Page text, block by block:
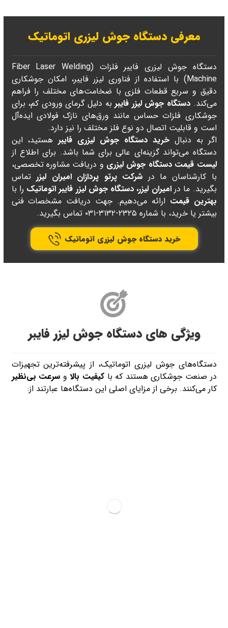
معرفی دستگاه جوش لیزری اتوماتیک
دستگاه جوش لیزری فایبر فلزات (Fiber Laser Welding
Machine) با استفاده از فناوری لیزر فایبر، امکان جوشکاری
دقیق و سریع قطعات فلزی با ضخامت‌های مختلف را فراهم
می‌کند.دستگاه جوش لیزر فایبر به دلیل گرمای ورودی کم، برای
جوشکاری فلزات حساس مانند ورق‌های نازک فولادی ایده‌آل
است و قابلیت اتصال دو نوع فلز مختلف را نیز دارد.
اگر به دنبالخرید دستگاه جوش لیزری فایبر هستید، این
دستگاه می‌تواند گزینه‌ای عالی برای شما باشد. برای اطلاع از
لیست قیمت دستگاه جوش لیزری و دریافت مشاوره تخصصی،
با کارشناسان ما در شرکت پرتو پردازان امیران لیزر تماس
بگیرید. ما درامیران لیزر، دستگاه جوش لیزر فایبر اتوماتیک را با
بهترین قیمت ارائه می‌دهیم. جهت دریافت مشخصات فنی
بیشتر یا خرید، با شماره ۲۳۲۵-۳۱۳۲-۰۳۱ تماس بگیرید.
خرید دستگاه جوش لیزری اتوماتیک
ویژگی های دستگاه جوش لیزر فایبر
دستگاه‌های جوش لیزری اتوماتیک، از پیشرفته‌ترین تجهیزات
در صنعت جوشکاری هستند که باکیفیت بالاو سرعت بی‌نظیر
کار می‌کنند. برخی از مزایای اصلی این دستگاه‌ها عبارتند از: